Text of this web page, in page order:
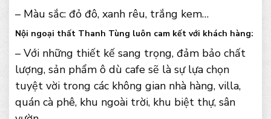
– Màu sắc: đỏ đô, xanh rêu, trắng kem…
Nội ngoại thất Thanh Tùng luôn cam kết với khách hàng:
– Với những thiết kế sang trọng, đảm bảo chất
lượng, sản phẩm ô dù cafe sẽ là sự lựa chọn
tuyệt vời trong các không gian nhà hàng, villa,
quán cà phê, khu ngoài trời, khu biệt thự, sân